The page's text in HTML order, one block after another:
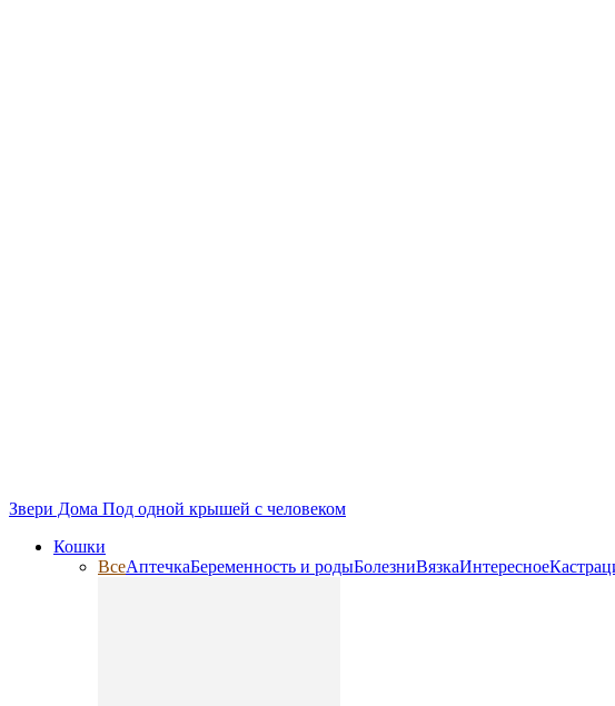
Звери Дома Под одной крышей с человеком
Кошки
ВсеАптечкаБеременность и родыБолезниВязкаИнтересное